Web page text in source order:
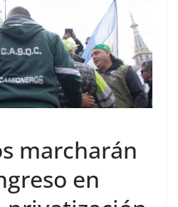
marcharán
en